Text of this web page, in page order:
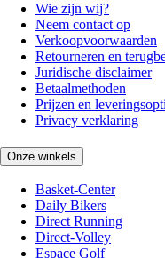
Wie zijn wij?
Neem contact op
Verkoopvoorwaarden
Retourneren en
Juridische disclaimer
Betaalmethoden
Prijzen en
Privacy verklaring
Onze winkels
Basket-Center
Daily Bikers
Direct Running
Direct-Volley
Espace Golf